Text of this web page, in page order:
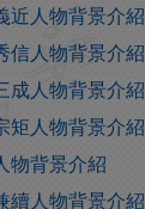
近人物背景介紹
信人物背景介紹
成人物背景介紹
矩人物背景介紹
物背景介紹
續人物背景介紹